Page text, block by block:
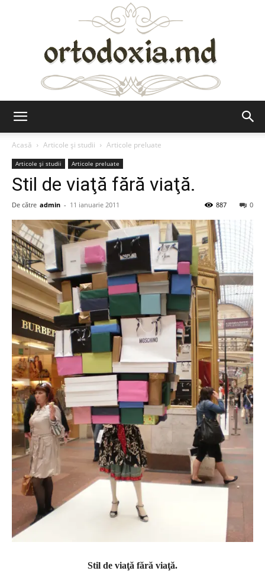
Acasă
Articole şi studii Articole preluate
Articole şi studii Articole preluate
Stil de viaţă fără viaţă.
De către admin - 11 ianuarie 2011 0
887
Stil de viaţă fără viaţă.